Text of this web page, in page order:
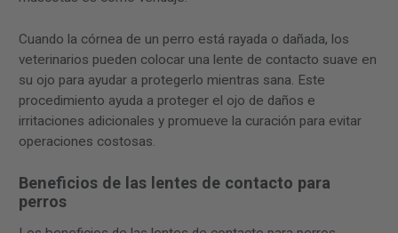
Cuando la córnea de un perro está rayada o dañada, los
veterinarios pueden colocar una lente de contacto suave en
su ojo para ayudar a protegerlo mientras sana. Este
procedimiento ayuda a proteger el ojo de daños e
irritaciones adicionales y promueve la curación para evitar
operaciones costosas.
Beneficios de las lentes de contacto para
perros